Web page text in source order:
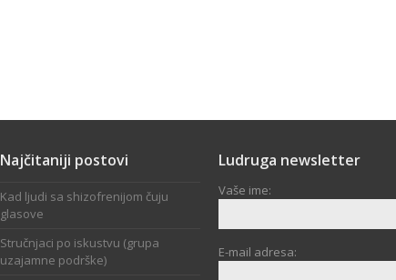
Najčitaniji postovi
Kad ljudi sa shizofrenijom čuju
glasove
Stručnjaci po iskustvu (grupa
uzajamne podrške)
Ludruga newsletter
Vaše ime:
E-mail adresa: